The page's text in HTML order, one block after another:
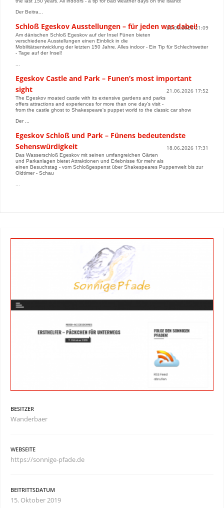
Der Beitra...
Schloß Egeskov Ausstellungen – für jeden was dabei!
25.06.2026 21:09
Am dänischen Schloß Egeskov auf der Insel Fünen bieten
verschiedene Ausstellungen einen Einblick in die
Mobilitätsentwicklung der letzten 150 Jahre. Alles indoor - Ein Tip für Schlechtwetter
- Tage auf der Insel!
...
Egeskov Castle and Park – Funen’s most important
sight
21.06.2026 17:52
The Egeskov moated castle with its extensive gardens and parks
offers attractions and experiences for more than one day's visit -
from the castle ghost to Shakespeare's puppet world to the classic car show
Der ...
Egeskov Schloß und Park – Fünens bedeutendste
Sehenswürdigkeit
18.06.2026 17:31
Das Wasserschloß Egeskov mit seinen umfangreichen Gärten
und Parkanlagen bietet Attraktionen und Erlebnisse für mehr als
einen Besuchstag - vom Schloßgespenst über Shakespeares Puppenwelt bis zur
Oldtimer - Schau
...
BESITZER
Wanderbaer
WEBSEITE
https://sonnige-pfade.de
BEITRITTSDATUM
15. Oktober 2019